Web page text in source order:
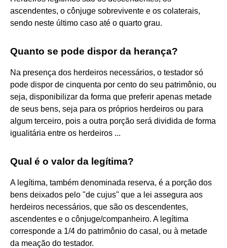
ascendentes, o cônjuge sobrevivente e os colaterais,
sendo neste último caso até o quarto grau.
Quanto se pode dispor da herança?
Na presença dos herdeiros necessários, o testador só
pode dispor de cinquenta por cento do seu patrimônio, ou
seja, disponibilizar da forma que preferir apenas metade
de seus bens, seja para os próprios herdeiros ou para
algum terceiro, pois a outra porção será dividida de forma
igualitária entre os herdeiros ...
Qual é o valor da legítima?
A legítima, também denominada reserva, é a porção dos
bens deixados pelo "de cujus" que a lei assegura aos
herdeiros necessários, que são os descendentes,
ascendentes e o cônjuge/companheiro. A legítima
corresponde a 1/4 do patrimônio do casal, ou à metade
da meação do testador.